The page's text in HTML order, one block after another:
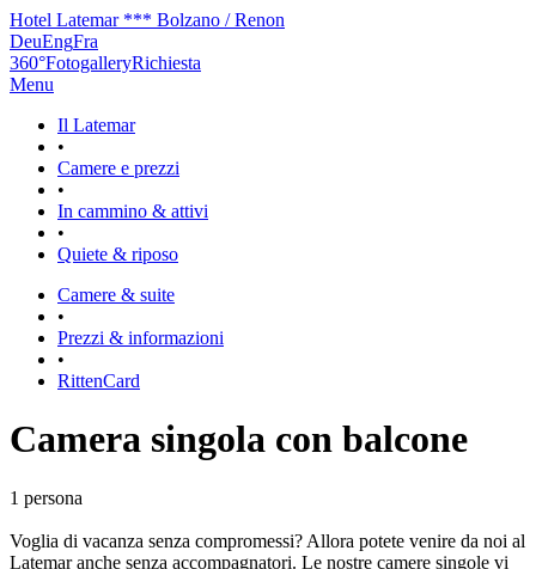
Hotel Latemar *** Bolzano / Renon
DeuEngFra
360°FotogalleryRichiesta
Menu
Il Latemar
•
Camere e prezzi
•
In cammino & attivi
•
Quiete & riposo
Camere & suite
•
Prezzi & informazioni
•
RittenCard
Camera singola con balcone
1 persona
Voglia di vacanza senza compromessi? Allora potete venire da noi al
Latemar anche senza accompagnatori. Le nostre camere singole vi